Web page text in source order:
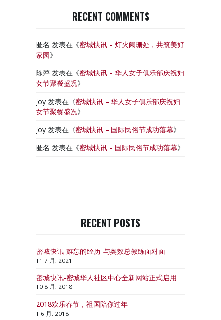
RECENT COMMENTS
匿名 发表在《密城快讯 – 灯火阑珊处，共筑美好
家园》
陈萍 发表在《密城快讯 – 华人女子俱乐部庆祝妇
女节聚餐盛况》
Joy 发表在《密城快讯 – 华人女子俱乐部庆祝妇
女节聚餐盛况》
Joy 发表在《密城快讯 – 国际民俗节成功落幕》
匿名 发表在《密城快讯 – 国际民俗节成功落幕》
RECENT POSTS
密城快讯-难忘的经历-与奥数总教练面对面
11 7 月, 2021
密城快讯-密城华人社区中心全新网站正式启用
10 8 月, 2018
2018欢乐春节，祖国陪你过年
1 6 月, 2018